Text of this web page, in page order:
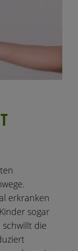
erkranken
sogar
die